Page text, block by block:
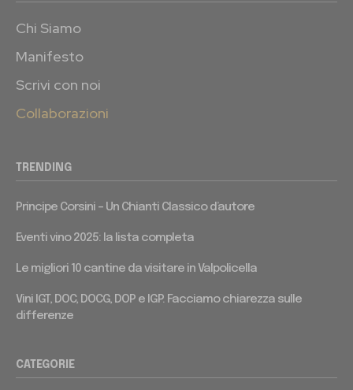
Chi Siamo
Manifesto
Scrivi con noi
Collaborazioni
TRENDING
Principe Corsini – Un Chianti Classico d’autore
Eventi vino 2025: la lista completa
Le migliori 10 cantine da visitare in Valpolicella
Vini IGT, DOC, DOCG, DOP e IGP. Facciamo chiarezza sulle
differenze
CATEGORIE